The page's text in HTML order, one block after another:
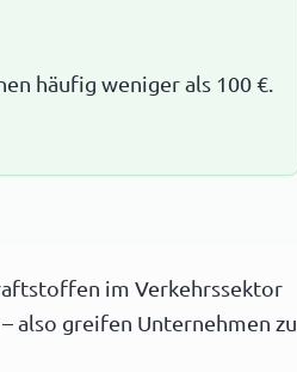
häufig weniger als 100 €.
im Verkehrssektor
also greifen Unternehmen zu